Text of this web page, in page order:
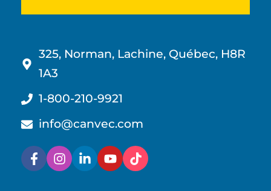
325, Norman, Lachine, Québec, H8R
1A3
1-800-210-9921
info@canvec.com